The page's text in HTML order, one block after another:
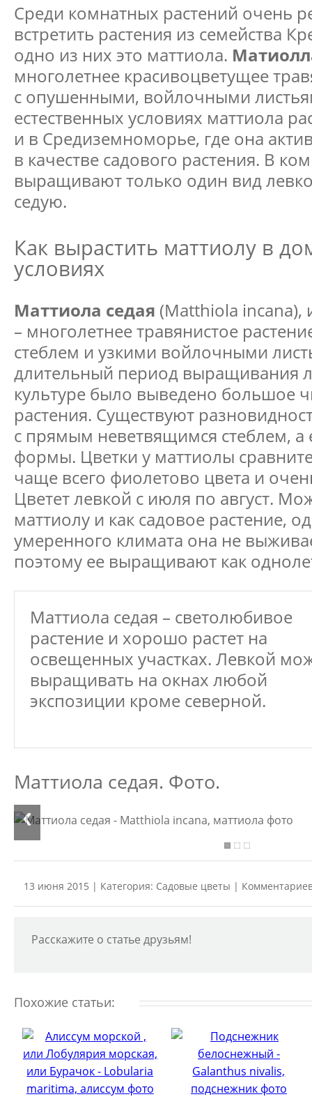
Среди комнатных растений очень
встретить растения из семейства
одно из них это маттиола.
многолетнее красивоцветущее
с опушенными, войлочными
естественных условиях маттиола
и в Средиземноморье, где она
в качестве садового растения. В
выращивают только один вид
седую.
Как вырастить маттиолу в
условиях
Маттиола седая (Matthiola incana),
– многолетнее травянистое
стеблем и узкими войлочными
длительный период выращивания
культуре было выведено большое
растения. Существуют
с прямым неветвящимся стеблем, а
формы. Цветки у маттиолы
чаще всего фиолетово цвета и
Цветет левкой с июля по август.
маттиолу и как садовое растение,
умеренного климата она не
поэтому ее выращивают как
Маттиола седая – светолюбивое
растение и хорошо растет на
освещенных участках. Левкой
выращивать на окнах любой
экспозиции кроме северной.
Маттиола седая. Фото.
13 июня 2015 | Категория: Садовые цветы |
Расскажите о статье друзьям!
Похожие статьи: